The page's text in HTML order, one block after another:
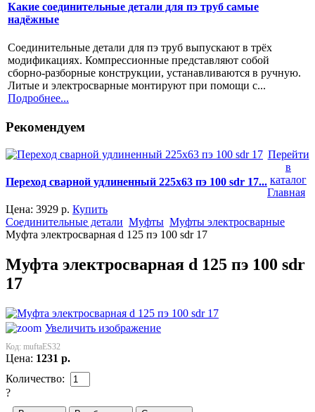
Какие соединительные детали для пэ труб самые
надёжные
Соединительные детали для пэ труб выпускают в трёх
модификациях. Компрессионные представляют собой
сборно-разборные конструкции, устанавливаются в ручную.
Литые и электросварные монтируют при помощи с...
Подробнее...
Рекомендуем
Переход сварной удлиненный 225x63 пэ 100 sdr 17...
Цена: 3929 р. Купить
Перейти
в
каталог
Главная
Соединительные детали Муфты Муфты электросварные
Муфта электросварная d 125 пэ 100 sdr 17
Муфта электросварная d 125 пэ 100 sdr
17
Увеличить изображение
Код: muftaES32
Цена: 1231 р.
Количество:
?